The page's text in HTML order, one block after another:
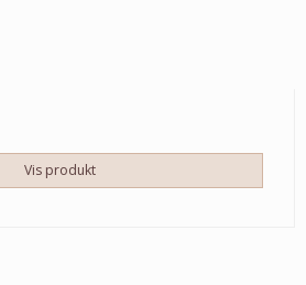
Vis produkt